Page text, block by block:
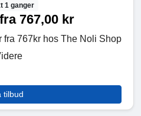
1 ganger
767,00 kr
fra 767kr hos The Noli Shop
tilbud